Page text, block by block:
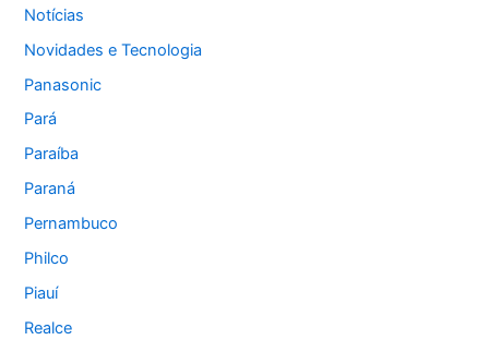
Notícias
Novidades e Tecnologia
Panasonic
Pará
Paraíba
Paraná
Pernambuco
Philco
Piauí
Realce